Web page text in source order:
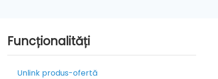
Funcționalități
Unlink produs-ofertă